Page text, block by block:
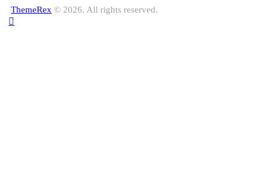
ThemeRex © 2026. All rights reserved.